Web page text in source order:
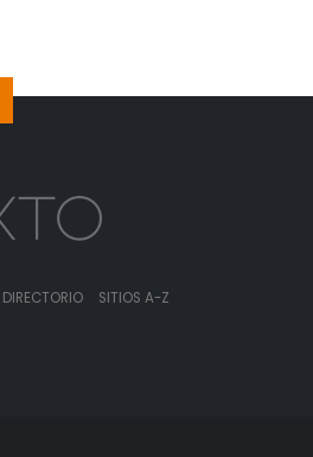
DIRECTORIO SITIOS A-Z